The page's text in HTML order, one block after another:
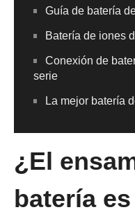
Guía de batería
Batería de iones
Conexión de
serie
La mejor batería
¿El
batería